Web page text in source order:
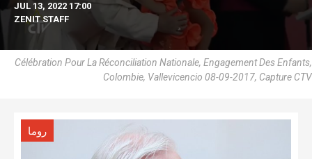
JUL 13, 2022 17:00
ZENIT STAFF
Célébration Pour La Réconciliation Nationale, Engagement Des Enfants,
Colombie, Vallevicencio 08-09-2017, Capture CTV
روما